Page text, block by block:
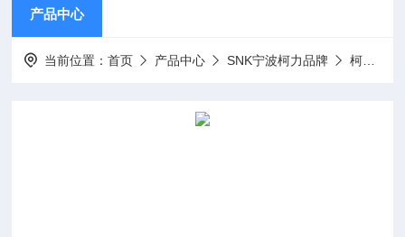
产品中心
当前位置：首页 产品中心 SNK宁波柯力品牌 柯力品牌